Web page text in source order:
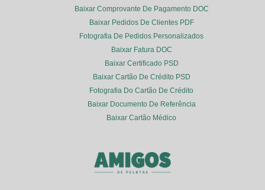
Baixar Comprovante De Pagamento DOC
Baixar Pedidos De Clientes PDF
Fotografia De Pedidos Personalizados
Baixar Fatura DOC
Baixar Certificado PSD
Baixar Cartão De Crédito PSD
Fotografia Do Cartão De Crédito
Baixar Documento De Referência
Baixar Cartão Médico